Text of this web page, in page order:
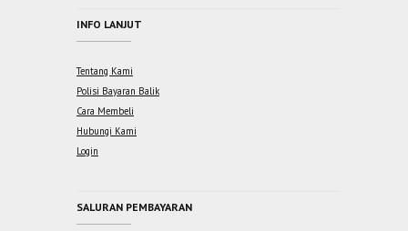
INFO LANJUT
Tentang Kami
Polisi Bayaran Balik
Cara Membeli
Hubungi Kami
Login
SALURAN PEMBAYARAN